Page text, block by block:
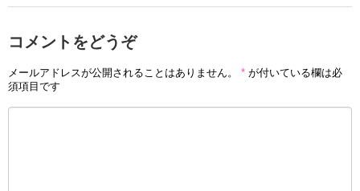
コメントをどうぞ
メールアドレスが公開されることはありません。 * が付いている欄は必
須項目です